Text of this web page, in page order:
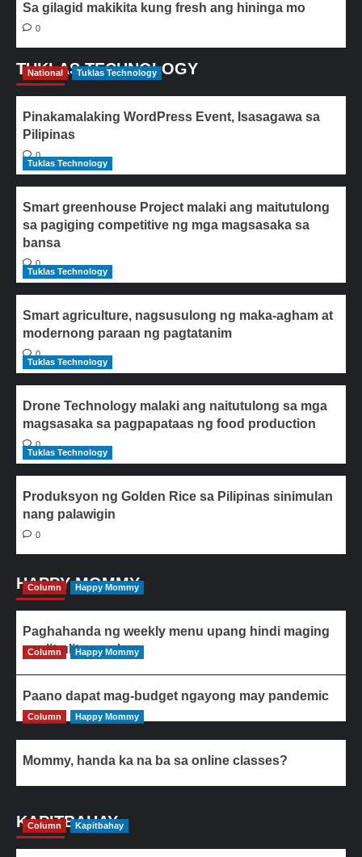
Sa gilagid makikita kung fresh ang hininga mo
0
TUKLAS TECHNOLOGY
National Tuklas Technology
Pinakamalaking WordPress Event, Isasagawa sa
Pilipinas
0
Tuklas Technology
Smart greenhouse Project malaki ang maitutulong
sa pagiging competitive ng mga magsasaka sa
bansa
0
Tuklas Technology
Smart agriculture, nagsusulong ng maka-agham at
modernong paraan ng pagtatanim
0
Tuklas Technology
Drone Technology malaki ang naitutulong sa mga
magsasaka sa pagpapataas ng food production
0
Tuklas Technology
Produksyon ng Golden Rice sa Pilipinas sinimulan
nang palawigin
0
HAPPY MOMMY
Column Happy Mommy
Paghahanda ng weekly menu upang hindi maging
paulit-ulit ang ulam
Column Happy Mommy
Paano dapat mag-budget ngayong may pandemic
Column Happy Mommy
Mommy, handa ka na ba sa online classes?
KAPITBAHAY
Column Kapitbahay